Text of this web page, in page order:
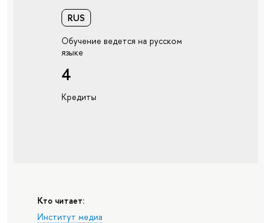
RUS
Обучение ведется на русском
языке
4
Кредиты
Кто читает:
Институт медиа